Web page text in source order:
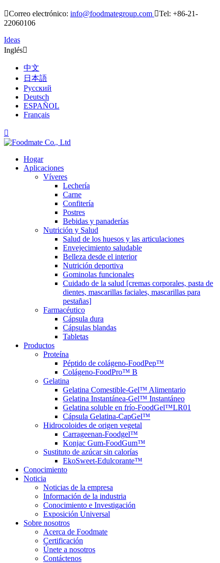
Correo electrónico: info@foodmategroup.com Tel: +86-21-
22060106
Ideas
Inglés
中文
日本語
Русский
Deutsch
ESPAÑOL
Français

Hogar
Aplicaciones
Víveres
Lechería
Carne
Confitería
Postres
Bebidas y panaderías
Nutrición y Salud
Salud de los huesos y las articulaciones
Envejecimiento saludable
Belleza desde el interior
Nutrición deportiva
Gominolas funcionales
Cuidado de la salud [cremas corporales, pasta de
dientes, mascarillas faciales, mascarillas para
pestañas]
Farmacéutico
Cápsula dura
Cápsulas blandas
Tabletas
Productos
Proteína
Péptido de colágeno-FoodPep™
Colágeno-FoodPro™ B
Gelatina
Gelatina Comestible-Gel™ Alimentario
Gelatina Instantánea-Gel™ Instantáneo
Gelatina soluble en frío-FoodGel™LR01
Cápsula Gelatina-CapGel™
Hidrocoloides de origen vegetal
Carrageenan-Foodgel™
Konjac Gum-FoodGum™
Sustituto de azúcar sin calorías
EkoSweet-Edulcorante™
Conocimiento
Noticia
Noticias de la empresa
Información de la industria
Conocimiento e Investigación
Exposición Universal
Sobre nosotros
Acerca de Foodmate
Certificación
Únete a nosotros
Contáctenos